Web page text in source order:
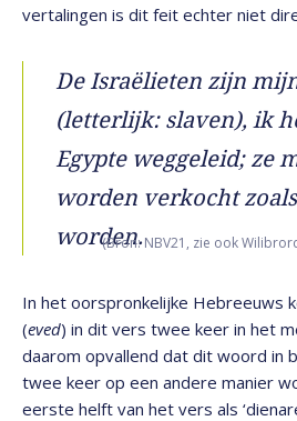
vertalingen is dit feit echter niet
De Israëlieten zijn
(letterlijk: slaven), ik
Egypte weggeleid; ze
worden verkocht
worden.(Bron: NBV21, zie ook
In het oorspronkelijke Hebreeuws
(eved) in dit vers twee keer in het
daarom opvallend dat dit woord in
twee keer op een andere manier
eerste helft van het vers als